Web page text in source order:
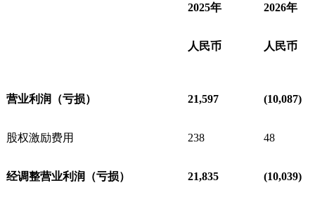
2025年 2026年
人民币 人民币
营业利润（亏损） 21,597 (10,087)
股权激励费用 238 48
经调整营业利润（亏损） 21,835 (10,039)